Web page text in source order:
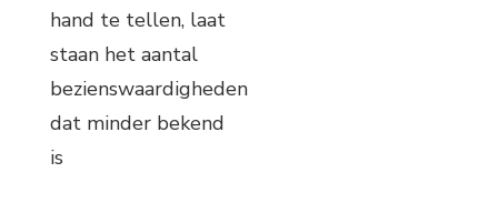
hand te tellen, laat
staan het aantal
bezienswaardigheden
dat minder bekend
is